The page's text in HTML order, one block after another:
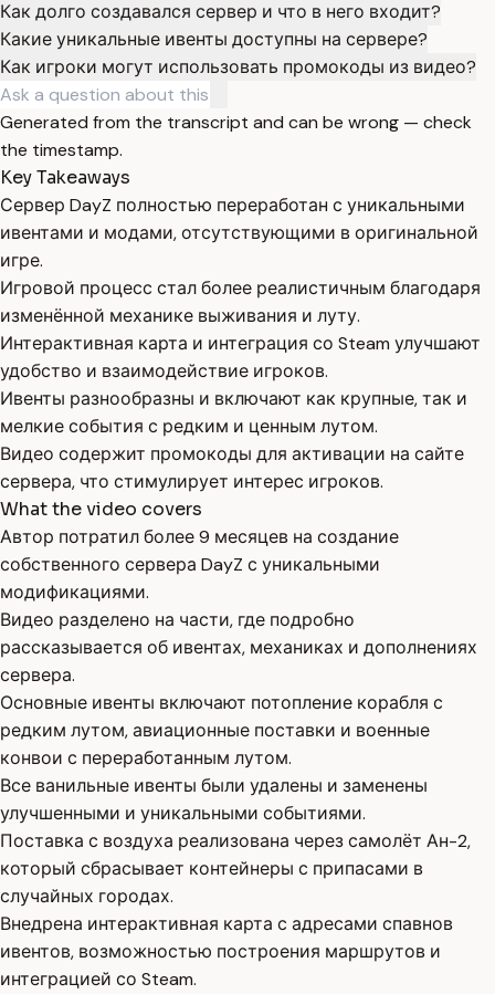
Как долго создавался сервер и что в него входит?
Какие уникальные ивенты доступны на сервере?
Как игроки могут использовать промокоды из видео?
Generated from the transcript and can be wrong — check
the timestamp.
Key Takeaways
Сервер DayZ полностью переработан с уникальными
ивентами и модами, отсутствующими в оригинальной
игре.
Игровой процесс стал более реалистичным благодаря
изменённой механике выживания и луту.
Интерактивная карта и интеграция со Steam улучшают
удобство и взаимодействие игроков.
Ивенты разнообразны и включают как крупные, так и
мелкие события с редким и ценным лутом.
Видео содержит промокоды для активации на сайте
сервера, что стимулирует интерес игроков.
What the video covers
Автор потратил более 9 месяцев на создание
собственного сервера DayZ с уникальными
модификациями.
Видео разделено на части, где подробно
рассказывается об ивентах, механиках и дополнениях
сервера.
Основные ивенты включают потопление корабля с
редким лутом, авиационные поставки и военные
конвои с переработанным лутом.
Все ванильные ивенты были удалены и заменены
улучшенными и уникальными событиями.
Поставка с воздуха реализована через самолёт Ан-2,
который сбрасывает контейнеры с припасами в
случайных городах.
Внедрена интерактивная карта с адресами спавнов
ивентов, возможностью построения маршрутов и
интеграцией со Steam.